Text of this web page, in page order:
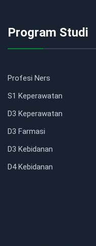
Program Studi
Profesi Ners
S1 Keperawatan
D3 Keperawatan
D3 Farmasi
D3 Kebidanan
D4 Kebidanan